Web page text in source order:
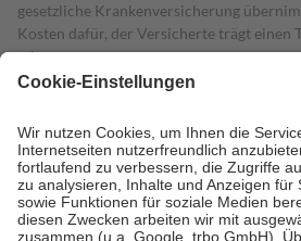
gesetzliche Krankenversicherung
Kosten dafür, der Versicherte trägt einen
mit.
Grundsätzlich leisten Mitglieder
höchstens zehn Euro.
Es sind jedoch nie
Kosten der Leistung zu entrichten.
Diese Regeln gelten grundsätzlich auch
Bei Heilmitteln und häuslicher
Zuzahlung zehn Prozent der Kosten